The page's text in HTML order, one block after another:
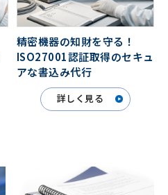
精密機器の知財を守る！
ISO27001認証取得のセキュ
アな書込み代行
詳しく見る